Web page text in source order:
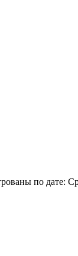
по дате: